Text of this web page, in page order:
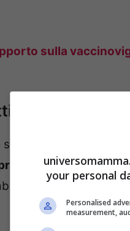
sulla
dubbi chiariti
vaccino
gennaio, con
all’ospedale
your personal
Personalised
measurement,